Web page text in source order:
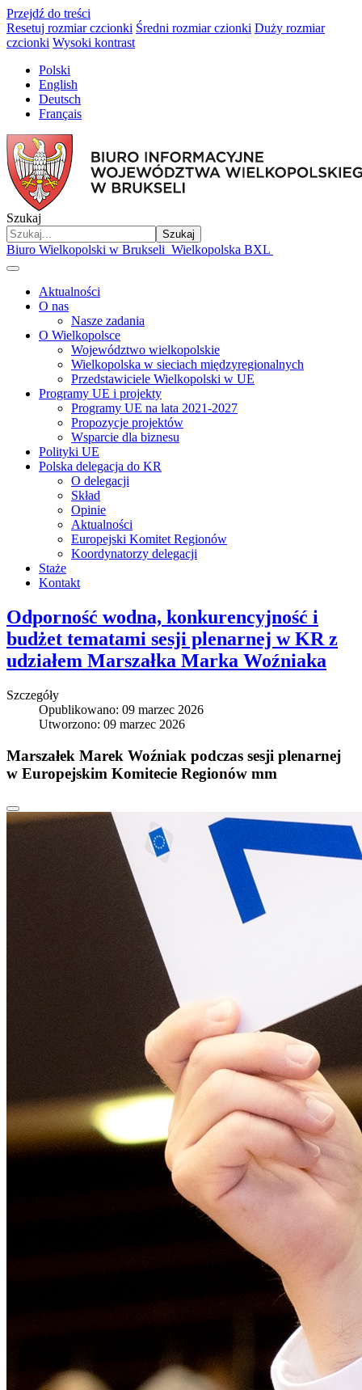
Przejdź do treści
Resetuj rozmiar czcionki Średni rozmiar czionki Duży rozmiar
czcionki Wysoki kontrast
Polski
English
Deutsch
Français
Szukaj
Szukaj
Biuro Wielkopolski w Brukseli Wielkopolska BXL
Aktualności
O nas
Nasze zadania
O Wielkopolsce
Województwo wielkopolskie
Wielkopolska w sieciach międzyregionalnych
Przedstawiciele Wielkopolski w UE
Programy UE i projekty
Programy UE na lata 2021-2027
Propozycje projektów
Wsparcie dla biznesu
Polityki UE
Polska delegacja do KR
O delegacji
Skład
Opinie
Aktualności
Europejski Komitet Regionów
Koordynatorzy delegacji
Staże
Kontakt
Odporność wodna, konkurencyjność i
budżet tematami sesji plenarnej w KR z
udziałem Marszałka Marka Woźniaka
Szczegóły
Opublikowano: 09 marzec 2026
Utworzono: 09 marzec 2026
Marszałek Marek Woźniak podczas sesji plenarnej
w Europejskim Komitecie Regionów mm